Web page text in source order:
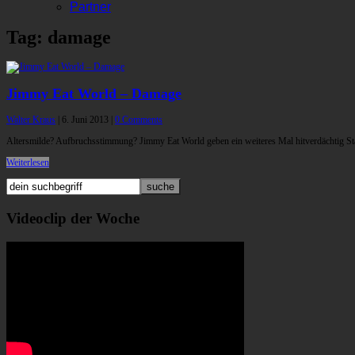
Partner
Tag: damage
Jimmy Eat World – Damage
Walter Kraus 6. Juni 2013
0 Comments
Altersmilde? Aufbruchsstimmung? Jimmy Eat World geben ein weiteres Mal hitverdächtig
Weiterlesen
Videoclip der Woche